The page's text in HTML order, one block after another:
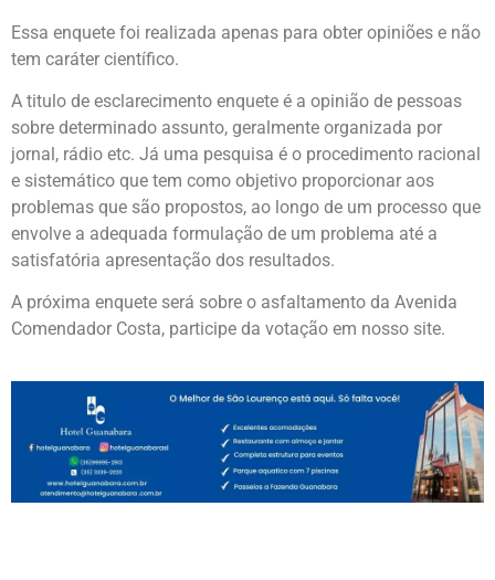
Essa enquete foi realizada apenas para obter opiniões e não
tem caráter científico.
A titulo de esclarecimento enquete é a opinião de pessoas
sobre determinado assunto, geralmente organizada por
jornal, rádio etc. Já uma pesquisa é o procedimento racional
e sistemático que tem como objetivo proporcionar aos
problemas que são propostos, ao longo de um processo que
envolve a adequada formulação de um problema até a
satisfatória apresentação dos resultados.
A próxima enquete será sobre o asfaltamento da Avenida
Comendador Costa, participe da votação em nosso site.